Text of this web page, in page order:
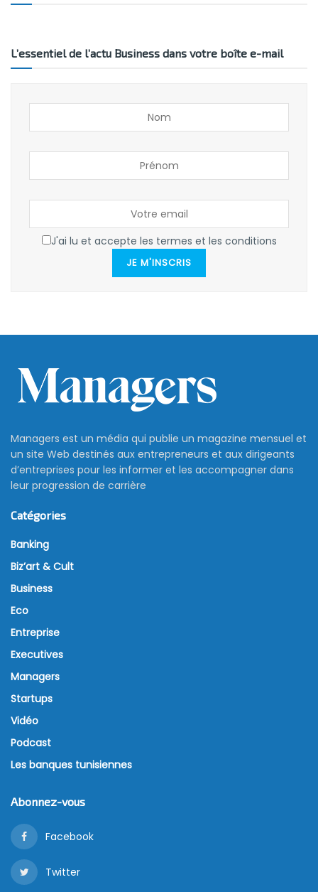
L’essentiel de l’actu Business dans votre boîte e-mail
J'ai lu et accepte les termes et les conditions
JE M'INSCRIS
Managers est un média qui publie un magazine mensuel et
un site Web destinés aux entrepreneurs et aux dirigeants
d’entreprises pour les informer et les accompagner dans
leur progression de carrière
Catégories
Banking
Biz’art & Cult
Business
Eco
Entreprise
Executives
Managers
Startups
Vidéo
Podcast
Les banques tunisiennes
Abonnez-vous
Facebook
Twitter